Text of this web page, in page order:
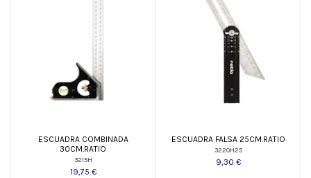
ESCUADRA COMBINADA
30CM.RATIO
3215H
19,75 €
ESCUADRA FALSA 25CM.RATIO
3220H25
9,30 €